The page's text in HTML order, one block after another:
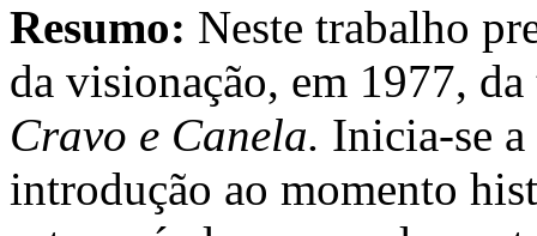
Resumo: Neste trabalho
da visionação, em 1977,
Cravo e Canela. Inicia-se
introdução ao momento